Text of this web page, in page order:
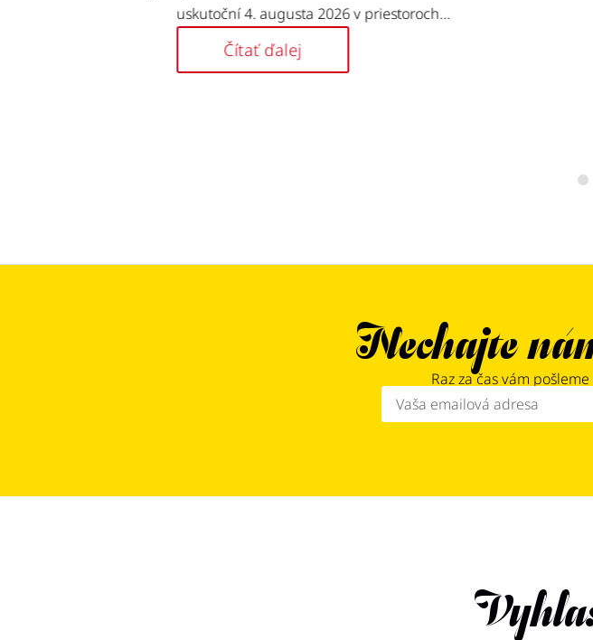
uskutoční 4. augusta 2026 v priestoroch...
Čítať ďalej
Nechajte
Raz za čas vám